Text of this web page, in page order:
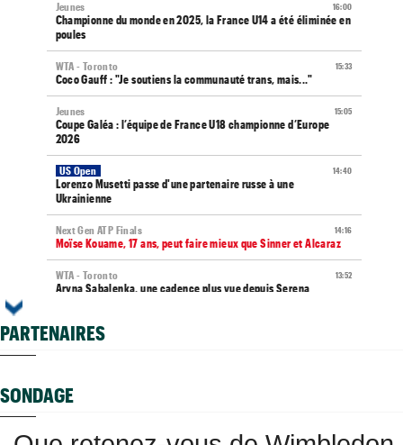
16:00
Jeunes
Championne du monde en 2025, la France U14 a été éliminée en
poules
15:33
WTA - Toronto
Coco Gauff : "Je soutiens la communauté trans, mais..."
15:05
Jeunes
Coupe Galéa : l’équipe de France U18 championne d’Europe
2026
14:40
US Open
Lorenzo Musetti passe d'une partenaire russe à une
Ukrainienne
14:16
Next Gen ATP Finals
Moïse Kouame, 17 ans, peut faire mieux que Sinner et Alcaraz
13:52
WTA - Toronto
Aryna Sabalenka, une cadence plus vue depuis Serena
ATP Finals
Rybakina ne peut plus être reine, Sabalenka reste n°1 mondiale
Terence Atmane défie Mensik : à quelle heure et où voir le
PARTENAIRES
SONDAGE